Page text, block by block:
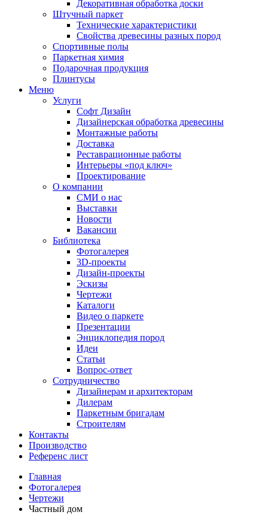
Декоративная обработка доски
Штучный паркет
Технические характеристики
Свойства древесины разных пород
Спортивные полы
Паркетная химия
Подарочная продукция
Плинтусы
Меню
Услуги
Софт Дизайн
Дизайнерская обработка древесины
Монтажные работы
Доставка
Реставрационные работы
Интерьеры «под ключ»
Проектирование
О компании
СМИ о нас
Выставки
Новости
Вакансии
Библиотека
Фотогалерея
3D-проекты
Дизайн-проекты
Эскизы
Чертежи
Каталоги
Видео о паркете
Презентации
Энциклопедия пород
Идеи
Статьи
Вопрос-ответ
Сотрудничество
Дизайнерам и архитекторам
Дилерам
Паркетным бригадам
Строителям
Контакты
Производство
Референс лист
Главная
Фотогалерея
Чертежи
Частный дом